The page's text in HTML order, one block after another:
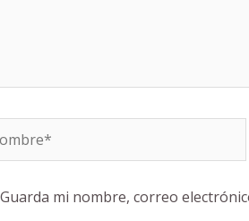
Guarda mi nombre, correo